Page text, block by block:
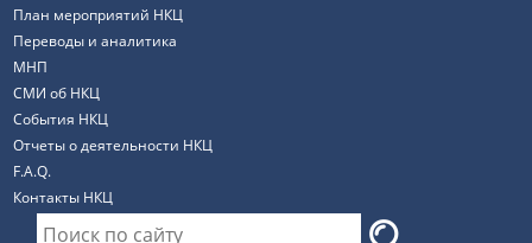
План мероприятий НКЦ
Переводы и аналитика
МНП
СМИ об НКЦ
События НКЦ
Отчеты о деятельности НКЦ
F.A.Q.
Контакты НКЦ